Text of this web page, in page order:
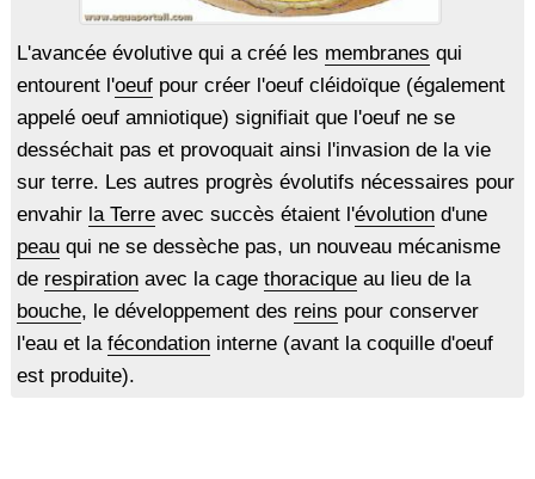
L'avancée évolutive qui a créé les membranes qui
entourent l'oeufpour créer l'oeuf cléidoïque (également
appelé oeuf amniotique) signifiait que l'oeuf ne se
desséchait pas et provoquait ainsi l'invasion de la vie
sur terre. Les autres progrès évolutifs nécessaires pour
envahir la Terreavec succès étaient l'évolutiond'une
peauqui ne se dessèche pas, un nouveau mécanisme
de respirationavec la cage thoraciqueau lieu de la
bouche, le développement des reins pour conserver
l'eau et la fécondationinterne (avant la coquille d'oeuf
est produite).